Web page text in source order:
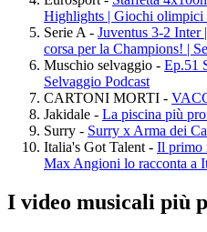
Highlights | Giochi olimpici
Serie A - Juventus 3-2 Inter
corsa per la Champions! |
Muschio selvaggio - Ep.51
Selvaggio Podcast
CARTONI MORTI -
Jakidale - La piscina più
Surry - Surry x Arma dei
Italia's Got Talent - Il primo
Max Angioni lo racconta a
I video musicali più